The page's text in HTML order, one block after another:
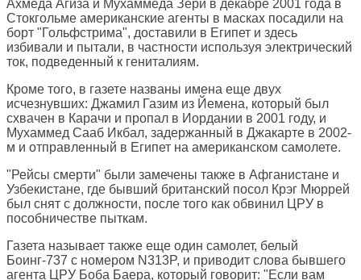
Ахмеда Агиза и Мухаммеда Зери в декабре 2001 года в
Стокгольме американские агенты в масках посадили на
борт "Гольфстрима", доставили в Египет и здесь
избивали и пытали, в частности используя электрический
ток, подведенный к гениталиям.
Кроме того, в газете названы имена еще двух
исчезнувших: Джамил Газим из Йемена, который был
схвачен в Карачи и пропал в Иордании в 2001 году, и
Мухаммед Сааб Икбал, задержанный в Джакарте в 2002-
м и отправленный в Египет на американском самолете.
"Рейсы смерти" были замечены также в Афганистане и
Узбекистане, где бывший британский посол Крэг Мюррей
был снят с должности, после того как обвинил ЦРУ в
пособничестве пыткам.
Газета называет также еще один самолет, белый
Боинг-737 с номером N313P, и приводит слова бывшего
агента ЦРУ Боба Баера, который говорит: "Если вам